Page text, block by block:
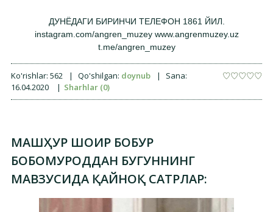
ДУНЁДАГИ БИРИНЧИ ТЕЛЕФОН 1861 ЙИЛ.
instagram.com/angren_muzey www.angrenmuzey.uz
t.me/angren_muzey
Ko'rishlar: 562 | Qo'shilgan: doynub |
Sana:
16.04.2020
| Sharhlar (0)
МАШҲУР ШОИР БОБУР
БОБОМУРОДДАН БУГУННИНГ
МАВЗУСИДА ҚАЙНОҚ САТРЛАР: